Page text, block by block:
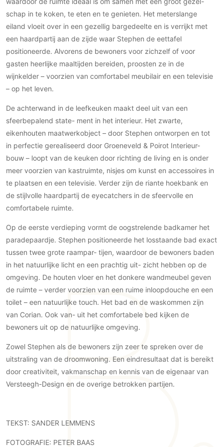
PVC vloeren
Gietvloeren
Houten vloeren
Natuursteen en keramiek vloeren
Vloerkleden
Afwerking
Wandafwerking
Beton Ciré
Behang / Wandtextiel
Natuursteen en keramiek
Schilderwerk
Stucwerk
Spuitwerk
Technologie
Audio/Video
Thuisbioscoop
Domotica
Mirror TV
Fitnessapparatuur
Overig
Aannemers Interieur
Akoestiek
Binnenzwembaden
Wijnkelder en wijnkasten
schap in te koken, te eten en te genieten. Het meterslange
eiland vloeit over in een gezellig bargedeelte en is verrijkt met
een haardpartij aan de zijde waar Stephen de eettafel
positioneerde. Alvorens de bewoners voor zichzelf of voor
gasten heerlijke maaltijden bereiden, proosten ze in de
wijnkelder – voorzien van comfortabel meubilair en een televisie
– op het leven.
De achterwand in de leefkeuken maakt deel uit van een
sfeerbepalend state- ment in het interieur. Het zwarte,
eikenhouten maatwerkobject – door Stephen ontworpen en tot
in perfectie gerealiseerd door Groeneveld & Poirot Interieur-
bouw – loopt van de keuken door richting de living en is onder
meer voorzien van kastruimte, nisjes om kunst en accessoires in
te plaatsen en een televisie. Verder zijn de riante hoekbank en
de stijlvolle haardpartij de eyecatchers in de sfeervolle en
comfortabele ruimte.
Op de eerste verdieping vormt de oogstrelende badkamer het
paradepaardje. Stephen positioneerde het losstaande bad exact
tussen twee grote raampar- tijen, waardoor de bewoners baden
in het natuurlijke licht en een prachtig uit- zicht hebben op de
omgeving. De houten vloer en het donkere wandmeubel geven
de ruimte – verder voorzien van een ruime inloopdouche en een
toilet – een natuurlijke touch. Het bad en de waskommen zijn
van Corian. Ook van- uit het comfortabele bed kijken de
bewoners uit op de natuurlijke omgeving.
Zowel Stephen als de bewoners zijn zeer te spreken over de
uitstraling van de droomwoning. Een eindresultaat dat is bereikt
door creativiteit, vakmanschap en kennis van de eigenaar van
Versteegh-Design en de overige betrokken partijen.
TEKST: SANDER LEMMENS
FOTOGRAFIE: PETER BAAS